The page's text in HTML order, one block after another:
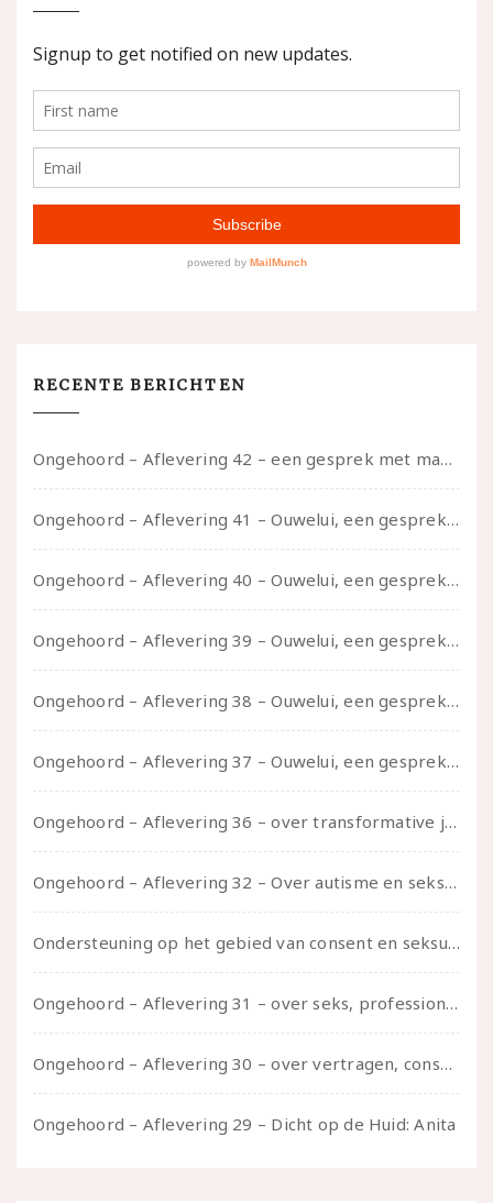
RECENTE BERICHTEN
Ongehoord – Aflevering 42 – een gesprek met marijn over seksueel opbloeien, het ouderschap uitvinden en verschillende leeftijden in je mee dragen
Ongehoord – Aflevering 41 – Ouwelui, een gesprek met Marcelle over polyamorie op latere leeftijd, (mantel)zorg voor je partners en seksueel plezier.
Ongehoord – Aflevering 40 – Ouwelui, een gesprek met Sadie Lune over vormende relaties en de geschiedenis van de queer pornobeweging
Ongehoord – Aflevering 39 – Ouwelui, een gesprek met Pepijn en Ivo over hun regenbooggezin, eigenzinnig ouder worden en Cruise Control
Ongehoord – Aflevering 38 – Ouwelui, een gesprek met vreer over behoefte aan geborgenheid en het behouden van je idealen
Ongehoord – Aflevering 37 – Ouwelui, een gesprek met non over seksualiteit, transitie en ageism
Ongehoord – Aflevering 36 – over transformative justice – in gesprek met Ella en carson
Ongehoord – Aflevering 32 – Over autisme en seksualiteit – in gesprek met Roos Reijbroek
Ondersteuning op het gebied van consent en seksualiteit
Ongehoord – Aflevering 31 – over seks, professioneel en persoonlijk, een gesprek met Marije
Ongehoord – Aflevering 30 – over vertragen, consent en negatieve gevoelens met Meg-John Barker
Ongehoord – Aflevering 29 – Dicht op de Huid: Anita